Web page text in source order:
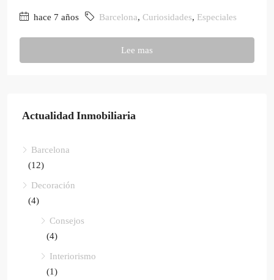
hace 7 años Barcelona, Curiosidades, Especiales
Lee mas
Actualidad Inmobiliaria
Barcelona
(12)
Decoración
(4)
Consejos
(4)
Interiorismo
(1)